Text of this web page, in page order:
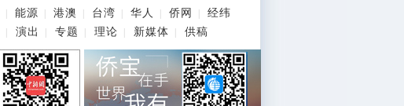
能源 港澳 台湾 华人 侨网
经纬
演出 专题 理论 新媒体 供稿